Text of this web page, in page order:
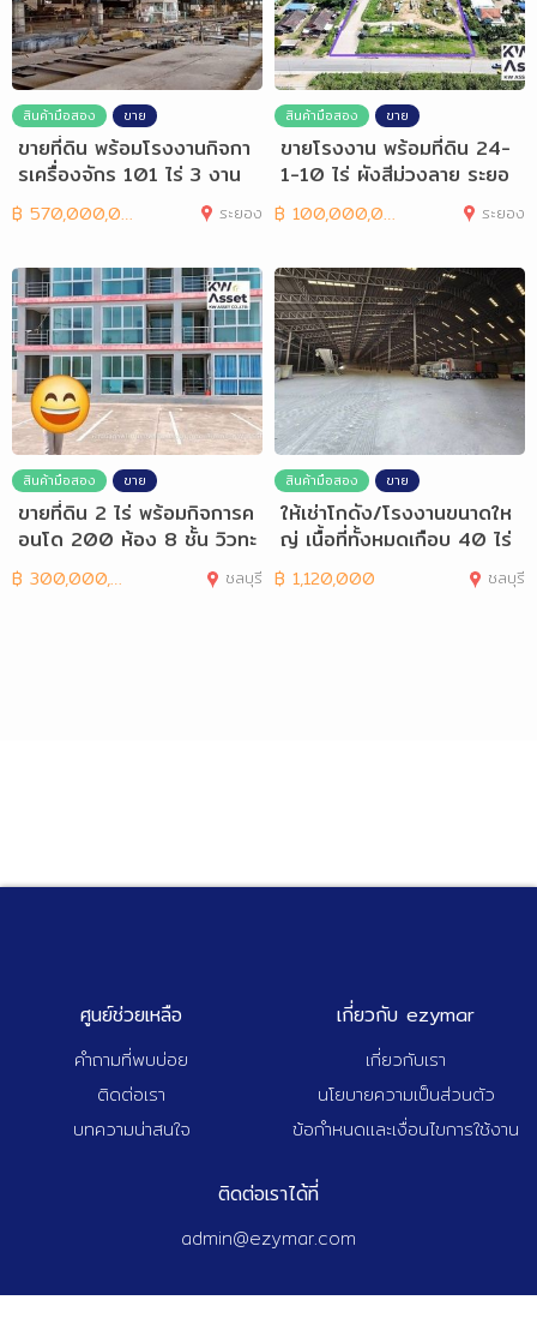
สินค้ามือสอง ขาย
ขายที่ดิน พร้อมโรงงานกิจกา
รเครื่องจักร 101 ไร่ 3 งาน
19.8
฿ 570,000,000 ระยอง
สินค้ามือสอง ขาย
ขายโรงงาน พร้อมที่ดิน 24-
1-10 ไร่ ผังสีม่วงลาย ระยอ
ง
฿ 100,000,000 ระยอง
สินค้ามือสอง ขาย
ขายที่ดิน 2 ไร่ พร้อมกิจการค
อนโด 200 ห้อง 8 ชั้น วิวทะ
เล
฿ 300,000,000 ชลบุรี
สินค้ามือสอง ขาย
ให้เช่าโกดัง/โรงงานขนาดให
ญ่ เนื้อที่ทั้งหมดเกือบ 40 ไร่
฿ 1,120,000 ชลบุรี
ศูนย์ช่วยเหลือ
คำถามที่พบบ่อย
ติดต่อเรา
บทความน่าสนใจ
เกี่ยวกับ ezymar
เกี่ยวกับเรา
นโยบายความเป็นส่วนตัว
ข้อกำหนดและเงื่อนไขการใช้งาน
ติดต่อเราได้ที่
admin@ezymar.com